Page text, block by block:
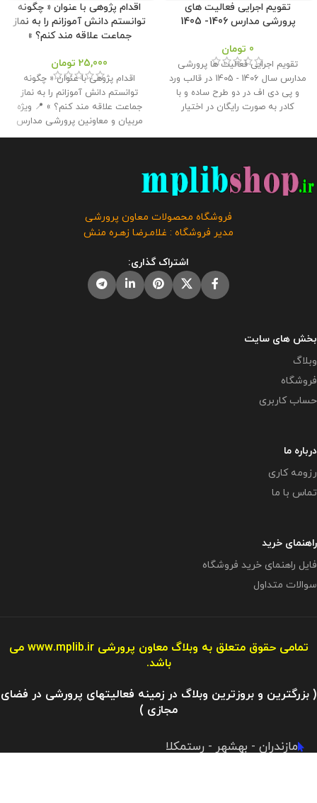
تقویم اجرایی فعالیت های
پرورشی مدارس 1406- 1405
0 تومان
تقویم اجرایی فعالیت ها پرورشی
مدارس سال 1406 - 1405 در قالب ورد
و پی دی اف در دو طرح ساده و با
کادر به صورت رایگان در اختیار
غلامرضا زهره منش گردآورنده : وبلاگ
کلیه حقوق این برنامه متعلق به
فروشگاه معاون پرورشی می باشد و
فروش و انتشار این برنامه توسط
حرام می باشد .
اقدام پژوهی با عنوان « چگونه
توانستم دانش آموزانم را به نماز
جماعت علاقه مند کنم؟ »
25,000 تومان
اقدام پژوهی با عنوان « چگونه
توانستم دانش آموزانم را به نماز
جماعت علاقه مند کنم؟ » 📍 ویژه
مربیان و معاونین پرورشی مدارس
📌 تعداد صفحات : 42 🔻 حجم فایل :
بندی توسط همکار تهیه و آماده شده
جشنواره ها استفاده از آن توصیه
نمی گردد. این محصول مختص
در صورت مشاهده مشابه آن در
سایت های دیگر بدون اجازه ما در
حال استفاده هستند و مورد رضایت ما
فروشگاه محصولات معاون پرورشی
مدیر فروشگاه : غلامـرضا زهـره منش
اشتراک گذاری:
بخش های سایت
وبلاگ
فروشگاه
حساب کاربری
درباره ما
رزومه کاری
تماس با ما
راهنمای خرید
فایل راهنمای خرید فروشگاه
سوالات متداول
تمامی حقوق متعلق به وبلاگ معاون پرورشیwww.mplib.ir می
باشد.
( بزرگترین و بروزترین وبلاگ در زمینه فعالیتهای پرورشی در فضای
مجازی )
مازندران - بهشهر - رستمکلا